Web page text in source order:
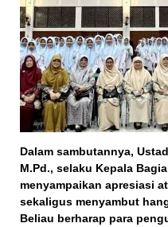
Dalam sambutannya,
M.Pd., selaku Kepala
menyampaikan apresiasi
sekaligus menyambut
Beliau berharap para